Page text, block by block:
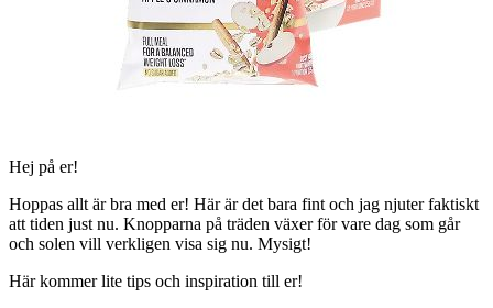
Hej på er!
Hoppas allt är bra med er! Här är det bara fint och jag njuter faktiskt
att tiden just nu. Knopparna på träden växer för vare dag som går
och solen vill verkligen visa sig nu. Mysigt!
Här kommer lite tips och inspiration till er!